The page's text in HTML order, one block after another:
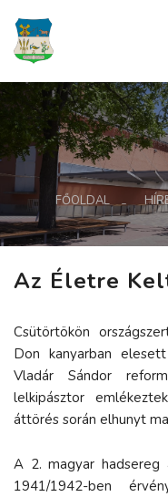
FŐOLDAL
Az Életre
Csütörtökön
Don kanyarban
Vladár Sándor
lelkipásztor
áttörés során elhunyt
A 2. magyar hadsereg
1941/1942-ben